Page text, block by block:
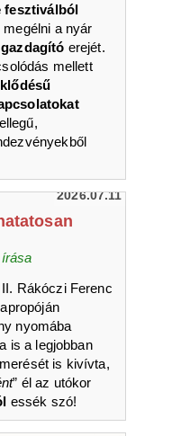
fesztiválból
a nyár
erejét.
mellett
2026.07.11
Rákóczi Ferenc
nyomába
is a legjobban
is kivívta,
” él az utókor
essék szó!